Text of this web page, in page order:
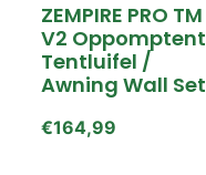
ZEMPIRE PRO TM
V2 Oppomptent
Tentluifel /
Awning Wall Set
€164,99